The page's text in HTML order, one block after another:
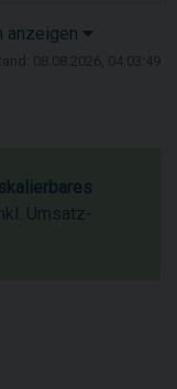
anzeigen
skalierbares
Umsatz-